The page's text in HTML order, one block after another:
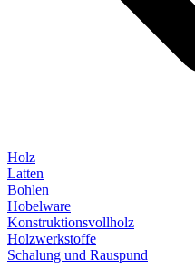
Holz
Latten
Bohlen
Hobelware
Konstruktionsvollholz
Holzwerkstoffe
Schalung und Rauspund